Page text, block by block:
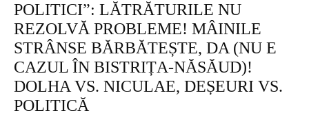
POLITICI”: LĂTRĂTURILE NU
REZOLVĂ PROBLEME! MÂINILE
STRÂNSE BĂRBĂTEȘTE, DA (NU E
CAZUL ÎN BISTRIȚA-NĂSĂUD)!
DOLHA VS. NICULAE, DEȘEURI VS.
POLITICĂ